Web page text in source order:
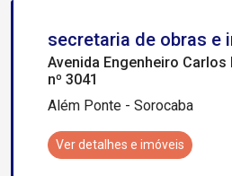
secretaria de obras e
Avenida Engenheiro Carlos
nº 3041
Além Ponte - Sorocaba
Ver detalhes e imóveis